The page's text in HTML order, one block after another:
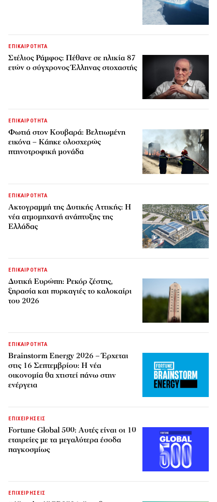
ΕΠΙΚΑΙΡΟΤΗΤΑ
Στέλιος Ράμφος: Πέθανε σε ηλικία 87
ετών ο σύγχρονος Έλληνας στοχαστής
ΕΠΙΚΑΙΡΟΤΗΤΑ
Φωτιά στον Κουβαρά: Βελτιωμένη
εικόνα – Κάηκε ολοσχερώς
πτηνοτροφική μονάδα
ΕΠΙΚΑΙΡΟΤΗΤΑ
Ακτογραμμή της Δυτικής Αττικής: Η
νέα ατμομηχανή ανάπτυξης της
Ελλάδας
ΕΠΙΚΑΙΡΟΤΗΤΑ
Δυτική Ευρώπη: Ρεκόρ ζέστης,
ξηρασία και πυρκαγιές το καλοκαίρι
του 2026
ΕΠΙΚΑΙΡΟΤΗΤΑ
Brainstorm Energy 2026 – Έρχεται
στις 16 Σεπτεμβρίου: Η νέα
οικονομία θα χτιστεί πάνω στην
ενέργεια
ΕΠΙΧΕΙΡΗΣΕΙΣ
Fortune Global 500: Αυτές είναι οι 10
εταιρείες με τα μεγαλύτερα έσοδα
παγκοσμίως
ΕΠΙΧΕΙΡΗΣΕΙΣ